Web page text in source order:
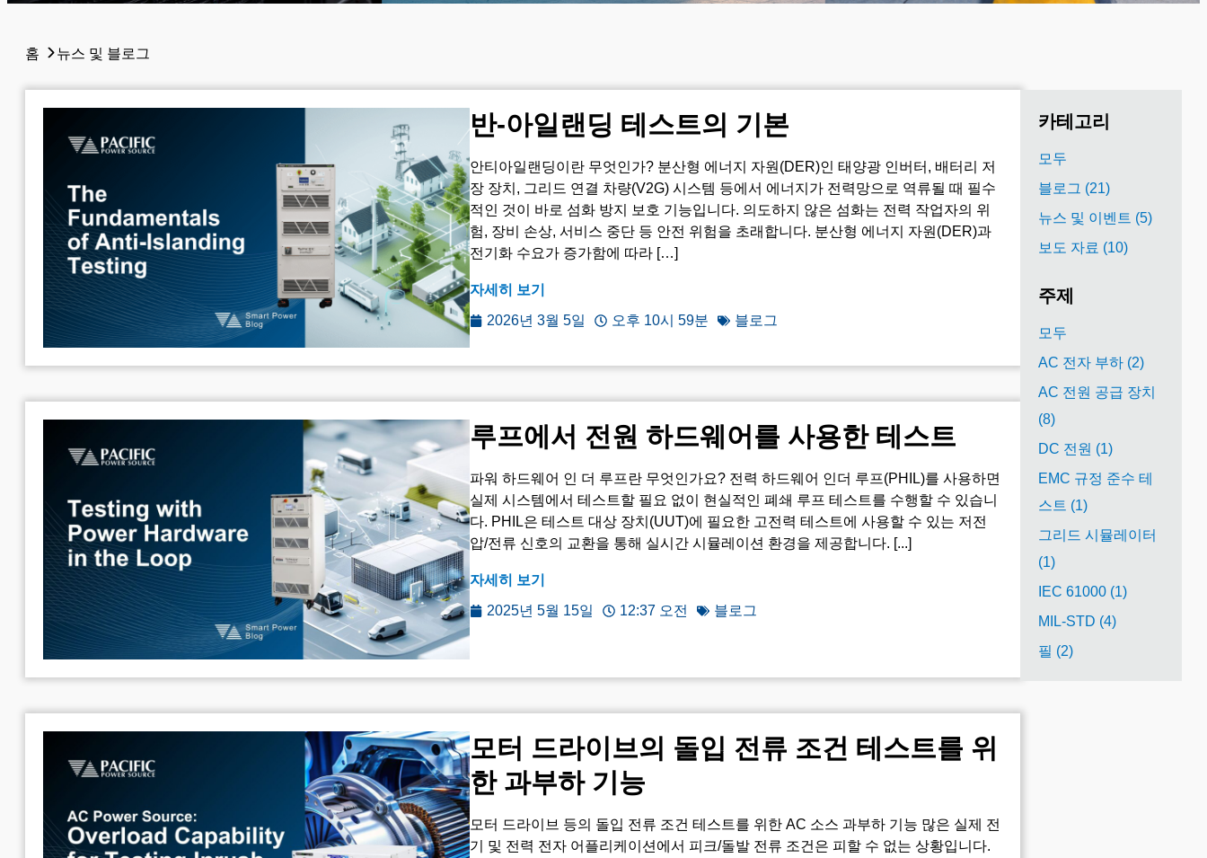
홈 뉴스 및 블로그
카테고리
모두
블로그 (21)
뉴스 및 이벤트 (5)
보도 자료 (10)
주제
모두
AC 전자 부하 (2)
AC 전원 공급 장치
(8)
DC 전원 (1)
EMC 규정 준수 테
스트 (1)
그리드 시뮬레이터
(1)
IEC 61000 (1)
MIL-STD (4)
필 (2)
반-아일랜딩 테스트의 기본
안티아일랜딩이란 무엇인가? 분산형 에너지 자원(DER)인 태양광 인버터, 배터리 저
장 장치, 그리드 연결 차량(V2G) 시스템 등에서 에너지가 전력망으로 역류될 때 필수
적인 것이 바로 섬화 방지 보호 기능입니다. 의도하지 않은 섬화는 전력 작업자의 위
험, 장비 손상, 서비스 중단 등 안전 위험을 초래합니다. 분산형 에너지 자원(DER)과
전기화 수요가 증가함에 따라 […]
자세히 보기
2026년 3월 5일
오후 10시 59분 블로그
루프에서 전원 하드웨어를 사용한 테스트
파워 하드웨어 인 더 루프란 무엇인가요? 전력 하드웨어 인더 루프(PHIL)를 사용하면
실제 시스템에서 테스트할 필요 없이 현실적인 폐쇄 루프 테스트를 수행할 수 있습니
다. PHIL은 테스트 대상 장치(UUT)에 필요한 고전력 테스트에 사용할 수 있는 저전
압/전류 신호의 교환을 통해 실시간 시뮬레이션 환경을 제공합니다. [...]
자세히 보기
2025년 5월 15일
12:37 오전 블로그
모터 드라이브의 돌입 전류 조건 테스트를 위
한 과부하 기능
모터 드라이브 등의 돌입 전류 조건 테스트를 위한 AC 소스 과부하 기능 많은 실제 전
기 및 전력 전자 어플리케이션에서 피크/돌발 전류 조건은 피할 수 없는 상황입니다.